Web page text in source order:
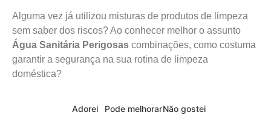
Alguma vez já utilizou misturas de produtos de limpeza
sem saber dos riscos? Ao conhecer melhor o assunto
Água Sanitária Perigosas combinações, como costuma
garantir a segurança na sua rotina de limpeza
doméstica?
Adorei Pode melhorarNão gostei